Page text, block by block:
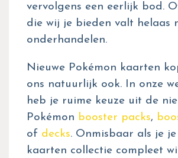
vervolgens een eerlijk bod.
die wij je bieden valt helaas
onderhandelen.
Nieuwe Pokémon kaarten
ons natuurlijk ook. In onze
heb je ruime keuze uit de
Pokémon booster packs,
of decks. Onmisbaar als je
kaarten collectie compleet